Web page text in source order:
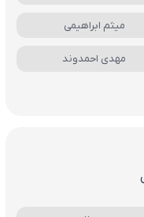
میثم ابراهیمی
مهدی احمدوند